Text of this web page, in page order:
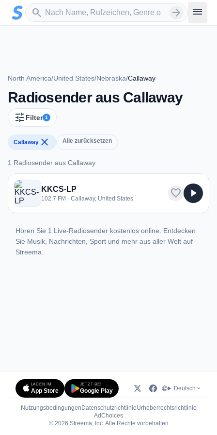
Zum Hauptinhalt springen
search
Sender suchen arrow_forward menu
North America/United States/Nebraska/Callaway
Radiosender aus Callaway
tune Filter 1
Callaway close Alle zurücksetzen
1 Radiosender aus Callaway
1 Radiosender aus Callaway
KKCS-LP
102.7 FM · Callaway, United States favorite play_arrow
Hören Sie 1 Live-Radiosender kostenlos online. Entdecken
Sie Musik, Nachrichten, Sport und mehr aus aller Welt auf
Streema.
LADEN IM
App Store
JETZT BEI
Google Play Deutsch
Nutzungsbedingungen DatenschutzrichtlinieUrheberrechtsrichtlinie
AdChoices(öffnet in neuem Tab)
© 2026 Streema, Inc. Alle Rechte vorbehalten